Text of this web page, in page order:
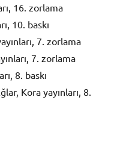
16. zorlama
10. baskı
7. zorlama
7. zorlama
8. baskı
Kora yayınları, 8.